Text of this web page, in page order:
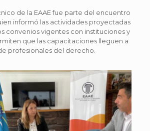
de la EAAE fue parte del encuentro
informó las actividades proyectadas
convenios vigentes con instituciones y
que las capacitaciones lleguen a
profesionales del derecho.